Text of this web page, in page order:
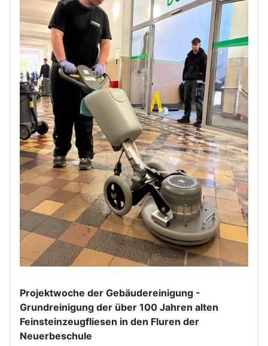
Projektwoche der Gebäudereinigung -
Grundreinigung der über 100 Jahren alten
Feinsteinzeugfliesen in den Fluren der
Neuerbeschule